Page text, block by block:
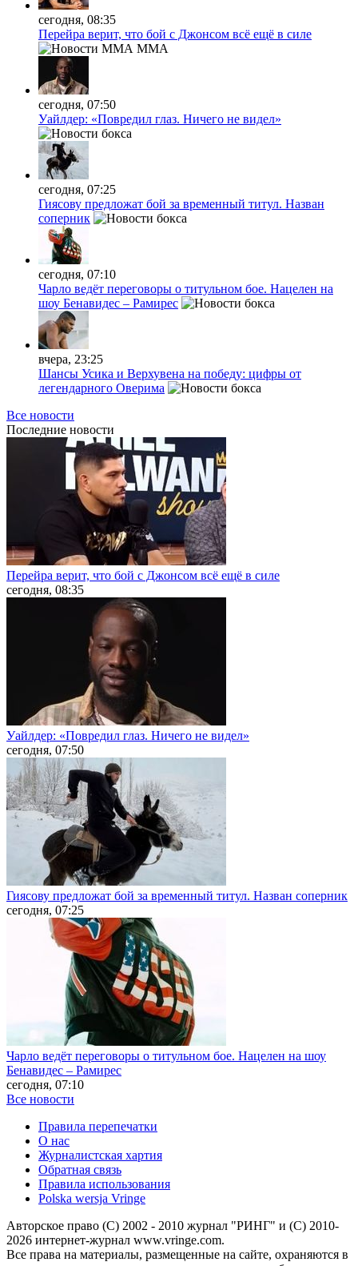
сегодня, 08:35
Перейра верит, что бой с Джонсом всё ещё в силе
MMA
сегодня, 07:50
Уайлдер: «Повредил глаз. Ничего не видел»
сегодня, 07:25
Гиясову предложат бой за временный титул. Назван
соперник
сегодня, 07:10
Чарло ведёт переговоры о титульном бое. Нацелен на
шоу Бенавидес – Рамирес
вчера, 23:25
Шансы Усика и Верхувена на победу: цифры от
легендарного Оверима
Все новости
Последние новости
Перейра верит, что бой с Джонсом всё ещё в силе
сегодня, 08:35
Уайлдер: «Повредил глаз. Ничего не видел»
сегодня, 07:50
Гиясову предложат бой за временный титул. Назван соперник
сегодня, 07:25
Чарло ведёт переговоры о титульном бое. Нацелен на шоу
Бенавидес – Рамирес
сегодня, 07:10
Все новости
Правила перепечатки
О нас
Журналистская хартия
Обратная связь
Правила использования
Polska wersja Vringe
Авторское право (С) 2002 - 2010 журнал "РИНГ" и (С) 2010-
2026 интернет-журнал www.vringe.com.
Все права на материалы, размещенные на сайте, охраняются в